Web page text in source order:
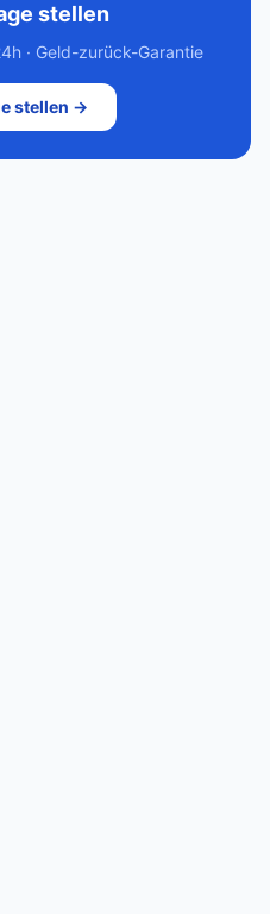
stellen
· Geld-zurück-Garantie
stellen →